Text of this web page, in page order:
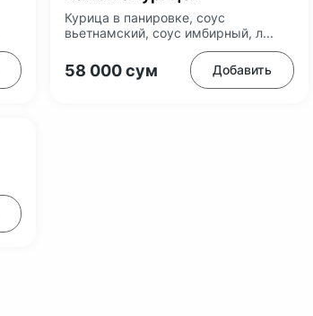
Курица в панировке, соус
вьетнамский, соус имбирный, л...
58 000сум Добавить